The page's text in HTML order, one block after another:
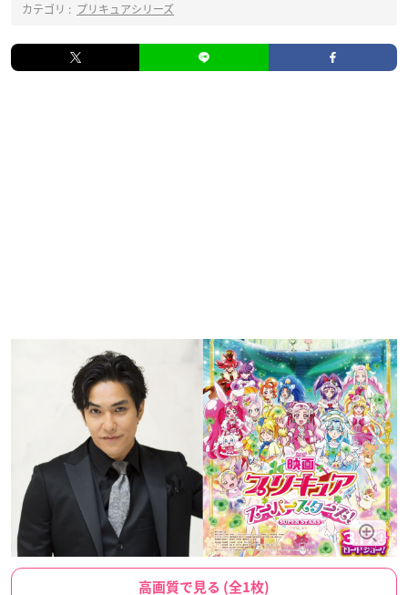
カテゴリ : プリキュアシリーズ
高画質で見る (全1枚)